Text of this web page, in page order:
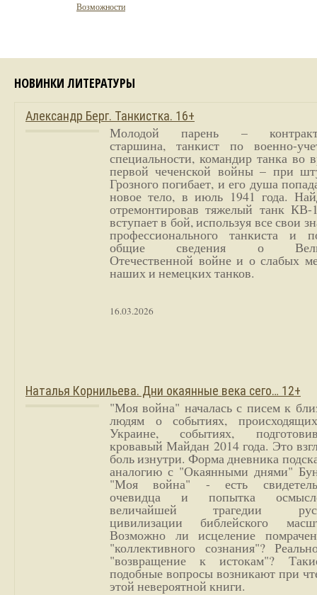
Возможности
НОВИНКИ ЛИТЕРАТУРЫ
Александр Берг. Танкистка. 16+
Молодой парень –
старшина, танкист по военно-
специальности, командир танка во
первой чеченской войны – при
Грозного погибает, и его душа
новое тело, в июль 1941 года.
отремонтировав тяжелый танк
вступает в бой, используя все свои
профессионального танкиста и
общие сведения о
Отечественной войне и о слабых
наших и немецких танков.
16.03.2026
Наталья Корнильева. Дни окаянные века сего… 12+
"Моя война" началась с писем к
людям о событиях,
Украине, событиях,
кровавый Майдан 2014 года. Это
боль изнутри. Форма дневника
аналогию с "Окаянными днями"
"Моя война" - есть
очевидца и попытка
величайшей трагедии
цивилизации библейского
Возможно ли исцеление
"коллективного сознания"?
"возвращение к истокам"?
подобные вопросы возникают при
этой невероятной книги.